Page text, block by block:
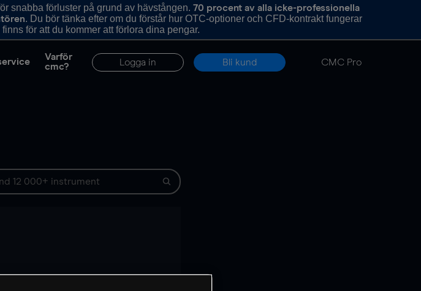
snabba förluster på grund av hävstången. 70 procent av alla icke-professionella
. Du bör tänka efter om du förstår hur OTC-optioner och CFD-kontrakt fungerar
för att du kommer att förlora dina pengar.
Varför
cmc?
Logga in Bli kund CMC Pro